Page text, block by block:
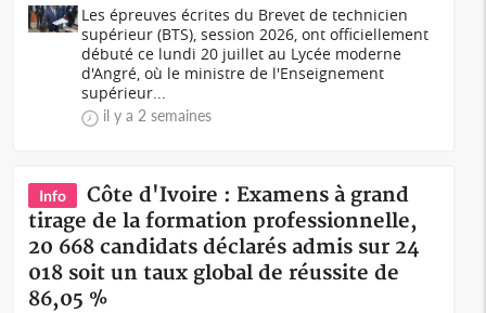
Les épreuves écrites du Brevet de technicien
supérieur (BTS), session 2026, ont officiellement
débuté ce lundi 20 juillet au Lycée moderne
d'Angré, où le ministre de l'Enseignement
supérieur...
il y a 2 semaines
Info
Côte d'Ivoire : Examens à grand
tirage de la formation professionnelle,
20 668 candidats déclarés admis sur 24
018 soit un taux global de réussite de
86,05 %